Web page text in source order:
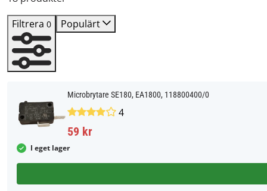
Filtrera 0 Populärt
Microbrytare SE180, EA1800, 118800400/0
4
59 kr
I eget lager